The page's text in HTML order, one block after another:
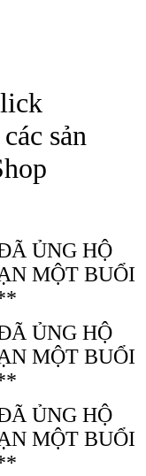
sản
ỦNG HỘ
MỘT BUỔI
ỦNG HỘ
MỘT BUỔI
ỦNG HỘ
MỘT BUỔI